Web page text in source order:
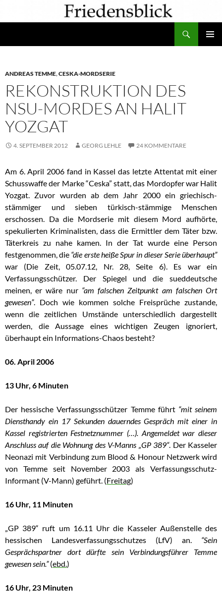
ANDREAS TEMME,CESKA-MORDSERIE
REKONSTRUKTION DES
NSU-MORDES AN HALIT
YOZGAT
4. SEPTEMBER 2012 GEORG LEHLE 24 KOMMENTARE
Am 6. April 2006 fand in Kassel das letzte Attentat mit einer
Schusswaffe der Marke “Ceska” statt, das Mordopfer war Halit
Yozgat. Zuvor wurden ab dem Jahr 2000 ein griechisch-
stämmiger und sieben türkisch-stämmige Menschen
erschossen. Da die Mordserie mit diesem Mord aufhörte,
spekulierten Kriminalisten, dass die Ermittler dem Täter bzw.
Täterkreis zu nahe kamen. In der Tat wurde eine Person
festgenommen, die “die erste heiße Spur in dieser Serie überhaupt”
war (Die Zeit, 05.07.12, Nr. 28, Seite 6). Es war ein
Verfassungsschützer. Der Spiegel und die sueddeutsche
meinen, er wäre nur “am falschen Zeitpunkt am falschen Ort
gewesen”. Doch wie kommen solche Freisprüche zustande,
wenn die zeitlichen Umstände unterschiedlich dargestellt
werden, die Aussage eines wichtigen Zeugen ignoriert,
überhaupt ein Informations-Chaos besteht?
06. April 2006
13 Uhr, 6 Minuten
Der hessische Verfassungsschützer Temme führt “mit seinem
Diensthandy ein 17 Sekunden dauerndes Gespräch mit einer in
Kassel registrierten Festnetznummer (…). Angemeldet war dieser
Anschluss auf die Wohnung des V-Manns „GP 389“. Der Kasseler
Neonazi mit Verbindung zum Blood & Honour Netzwerk wird
von Temme seit November 2003 als Verfassungsschutz-
Informant (V-Mann) geführt. (Freitag)
16 Uhr, 11 Minuten
„GP 389“ ruft um 16.11 Uhr die Kasseler Außenstelle des
hessischen Landesverfassungsschutzes (LfV) an. “Sein
Gesprächspartner dort dürfte sein Verbindungsführer Temme
gewesen sein.”(ebd.)
16 Uhr, 23 Minuten